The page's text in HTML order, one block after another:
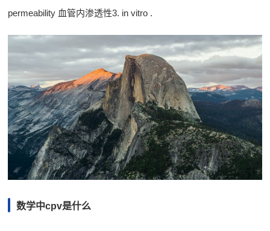
permeability 血管内渗透性3. in vitro .
数学中cpv是什么